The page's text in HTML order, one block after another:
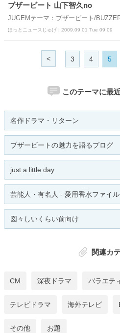
ブザービート 山下智久no
JUGEMテーマ：ブザービート/
ほっとニュースじゅげ | 2009.09.01 Tue 09:09
< 3 4 5
このテーマに最
名作ドラマ・リターン
ブザービートの魅力を語るブログ
just a little day
芸能人・有名人 - 愛用香水ファイル
図々しいくらい前向け
関連カ
CM 深夜ドラマ バラエテ
テレビドラマ 海外テレビ
その他 お題